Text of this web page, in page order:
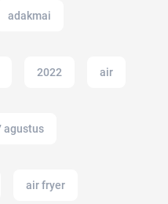
adakmai
2022 air
agustus
air fryer